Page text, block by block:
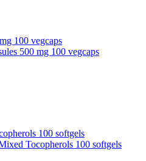
500 mg 100 vegcaps
Tocopherols 100 softgels